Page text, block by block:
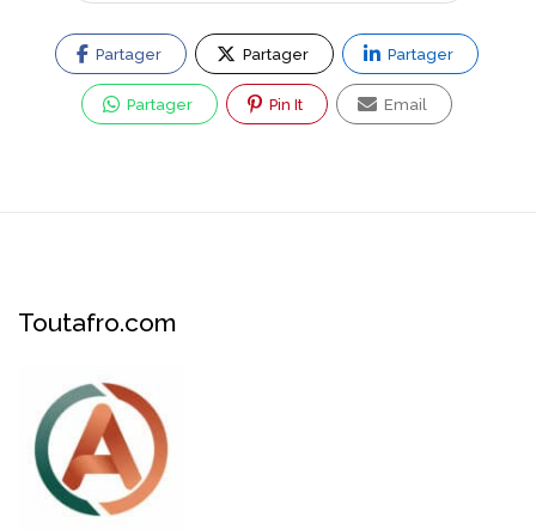
Partager Partager Partager
Partager Pin It Email
Toutafro.com